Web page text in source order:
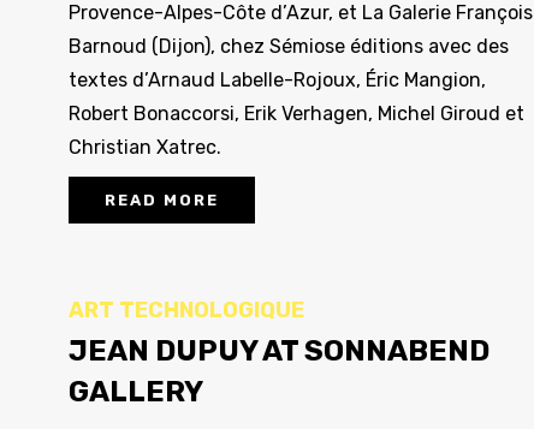
Provence-Alpes-Côte d’Azur, et La Galerie François
Barnoud (Dijon), chez Sémiose éditions avec des
textes d’Arnaud Labelle-Rojoux, Éric Mangion,
Robert Bonaccorsi, Erik Verhagen, Michel Giroud et
Christian Xatrec.
READ MORE
ART TECHNOLOGIQUE
JEAN DUPUY AT SONNABEND
GALLERY